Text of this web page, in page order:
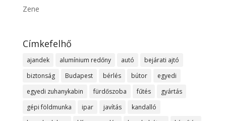
Zene
Címkefelhő
ajandek alumínium redőny autó
bejárati ajtó
biztonság
Budapest bérlés bútor
egyedi
egyedi zuhanykabin
fürdőszoba fűtés
gyártás
gépi földmunka
ipar javítás
kandalló